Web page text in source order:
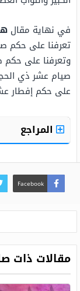
في نهاية مقال
تعرفنا على حكم
وتعرفنا على
صيام عشر ذي
على حكم إفطار
المراجع
Facebook
مقالات ذات